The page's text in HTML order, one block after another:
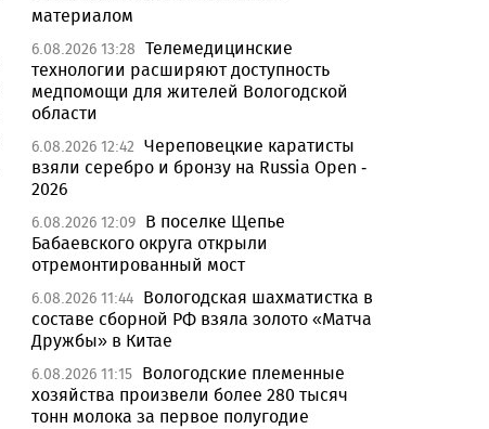
материалом
6.08.2026 13:28 Телемедицинские
технологии расширяют доступность
медпомощи для жителей Вологодской
области
6.08.2026 12:42 Череповецкие каратисты
взяли серебро и бронзу на Russia Open -
2026
6.08.2026 12:09 В поселке Щепье
Бабаевского округа открыли
отремонтированный мост
6.08.2026 11:44 Вологодская шахматистка в
составе сборной РФ взяла золото «Матча
Дружбы» в Китае
6.08.2026 11:15 Вологодские племенные
хозяйства произвели более 280 тысяч
тонн молока за первое полугодие